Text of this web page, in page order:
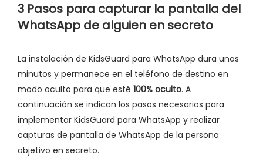
3 Pasos para capturar la pantalla del
WhatsApp de alguien en secreto
La instalación de KidsGuard para WhatsApp dura unos
minutos y permanece en el teléfono de destino en
modo oculto para que esté 100% oculto. A
continuación se indican los pasos necesarios para
implementar KidsGuard para WhatsApp y realizar
capturas de pantalla de WhatsApp de la persona
objetivo en secreto.